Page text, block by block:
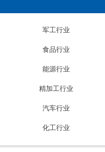
军工行业
食品行业
能源行业
精加工行业
汽车行业
化工行业